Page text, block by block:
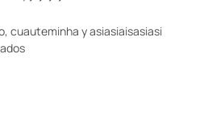
cuauteminha y asiasiaisasiasi